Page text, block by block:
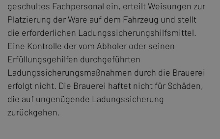
geschultes Fachpersonal ein, erteilt Weisungen zur
Platzierung der Ware auf dem Fahrzeug und stellt
die erforderlichen Ladungssicherungshilfsmittel.
Eine Kontrolle der vom Abholer oder seinen
Erfüllungsgehilfen durchgeführten
Ladungssicherungsmaßnahmen durch die Brauerei
erfolgt nicht. Die Brauerei haftet nicht für Schäden,
die auf ungenügende Ladungssicherung
zurückgehen.